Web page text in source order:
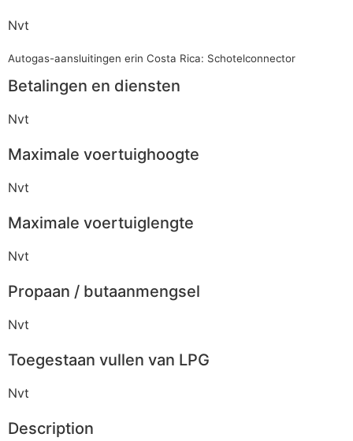
Nvt
Autogas-aansluitingen erin Costa Rica: Schotelconnector
Betalingen en diensten
Nvt
Maximale voertuighoogte
Nvt
Maximale voertuiglengte
Nvt
Propaan / butaanmengsel
Nvt
Toegestaan vullen van LPG
Nvt
Description